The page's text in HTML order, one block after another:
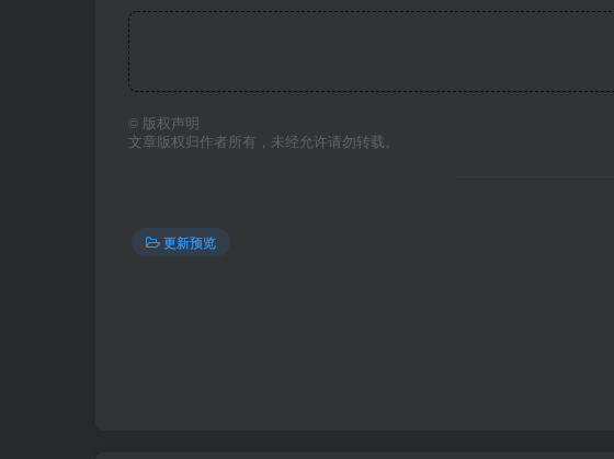
© 版权声明
文章版权归作者所有，未经允许请勿转载。
更新预览